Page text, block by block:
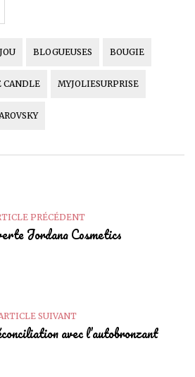
BLOGUEUSES BOUGIE
CANDLE MYJOLIESURPRISE
PRÉCÉDENT
Jordana Cosmetics
SUIVANT
avec l’autobronzant